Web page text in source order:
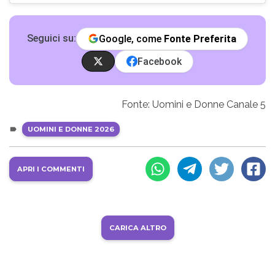
Seguici su: Google, come Fonte Preferita
Facebook
Fonte: Uomini e Donne Canale 5
UOMINI E DONNE 2026
APRI I COMMENTI
CARICA ALTRO